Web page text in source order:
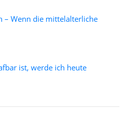
– Wenn die mittelalterliche
ist, werde ich heute